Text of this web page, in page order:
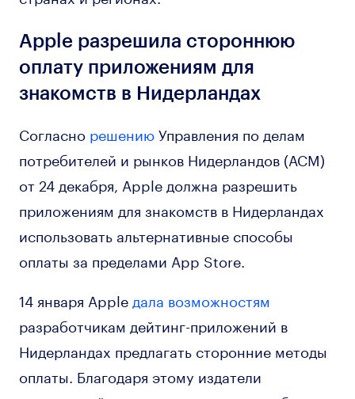
Apple разрешила стороннюю
оплату приложениям для
знакомств в Нидерландах
Согласно решениюУправления по делам
потребителей и рынков Нидерландов (ACM)
от 24 декабря, Apple должна разрешить
приложениям для знакомств в Нидерландах
использовать альтернативные способы
оплаты за пределами App Store.
14 января Apple дала возможностям
разработчикам дейтинг-приложений в
Нидерландах предлагать сторонние методы
оплаты. Благодаря этому издатели